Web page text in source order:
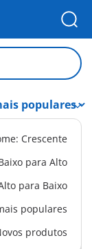
Crescente
para Alto
para Baixo
populares
produtos
Camião de
com escada